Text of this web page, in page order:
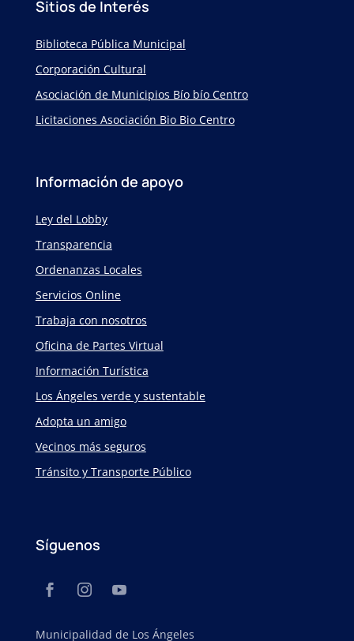
Sitios de Interés
Biblioteca Pública Municipal
Corporación Cultural
Asociación de Municipios Bío bío Centro
Licitaciones Asociación Bio Bio Centro
Información de apoyo
Ley del Lobby
Transparencia
Ordenanzas Locales
Servicios Online
Trabaja con nosotros
Oficina de Partes Virtual
Información Turística
Los Ángeles verde y sustentable
Adopta un amigo
Vecinos más seguros
Tránsito y Transporte Público
Síguenos
Municipalidad de Los Ángeles